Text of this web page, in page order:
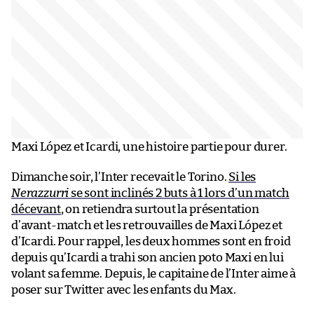
Maxi López et Icardi, une histoire partie pour durer.
Dimanche soir, l’Inter recevait le Torino. Si les
Nerazzurri se sont inclinés 2 buts à 1 lors d’un match
décevant, on retiendra surtout la présentation
d’avant-match et les retrouvailles de Maxi López et
d’Icardi. Pour rappel, les deux hommes sont en froid
depuis qu’Icardi a trahi son ancien poto Maxi en lui
volant sa femme. Depuis, le capitaine de l’Inter aime à
poser sur Twitter avec les enfants du Max.